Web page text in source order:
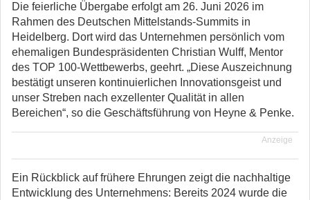
Die feierliche Übergabe erfolgt am 26. Juni 2026 im
Rahmen des Deutschen Mittelstands-Summits in
Heidelberg. Dort wird das Unternehmen persönlich vom
ehemaligen Bundespräsidenten Christian Wulff, Mentor
des TOP 100-Wettbewerbs, geehrt. „Diese Auszeichnung
bestätigt unseren kontinuierlichen Innovationsgeist und
unser Streben nach exzellenter Qualität in allen
Bereichen“, so die Geschäftsführung von Heyne & Penke.
Anzeige
Ein Rückblick auf frühere Ehrungen zeigt die nachhaltige
Entwicklung des Unternehmens: Bereits 2024 wurde die